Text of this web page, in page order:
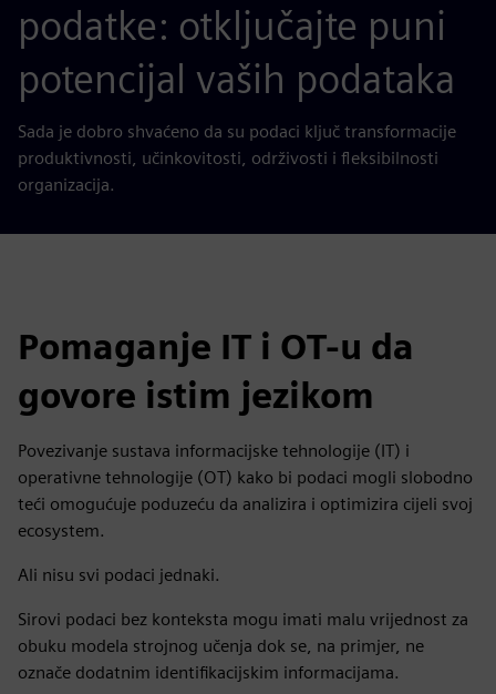
podatke: otključajte puni
potencijal vaših podataka
Sada je dobro shvaćeno da su podaci ključ transformacije
produktivnosti, učinkovitosti, održivosti i fleksibilnosti
organizacija.
Pomaganje IT i OT-u da
govore istim jezikom
Povezivanje sustava informacijske tehnologije (IT) i
operativne tehnologije (OT) kako bi podaci mogli slobodno
teći omogućuje poduzeću da analizira i optimizira cijeli svoj
ecosystem.
Ali nisu svi podaci jednaki.
Sirovi podaci bez konteksta mogu imati malu vrijednost za
obuku modela strojnog učenja dok se, na primjer, ne
označe dodatnim identifikacijskim informacijama.